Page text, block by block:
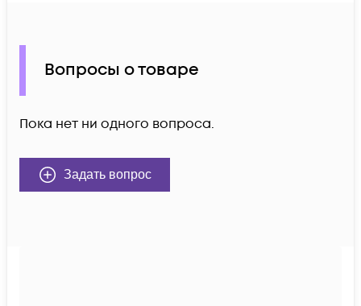
Вопросы о товаре
Пока нет ни одного вопроса.
Задать вопрос